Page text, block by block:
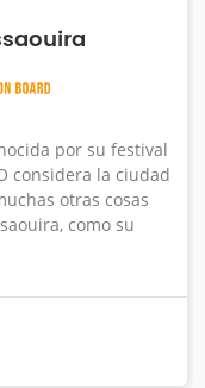
de
por el desierto de
recogerá de su hotel
a través de las
...